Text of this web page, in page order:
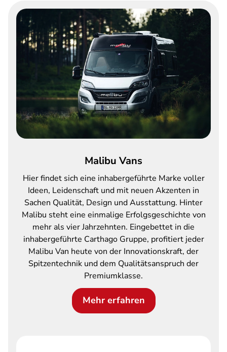
Malibu Vans
Hier findet sich eine inhabergeführte Marke voller
Ideen, Leidenschaft und mit neuen Akzenten in
Sachen Qualität, Design und Ausstattung. Hinter
Malibu steht eine einmalige Erfolgsgeschichte von
mehr als vier Jahrzehnten. Eingebettet in die
inhabergeführte Carthago Gruppe, profitiert jeder
Malibu Van heute von der Innovationskraft, der
Spitzentechnik und dem Qualitätsanspruch der
Premiumklasse.
Mehr erfahren